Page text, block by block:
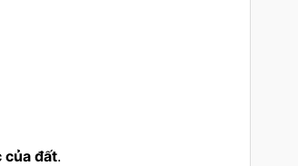
của đất.